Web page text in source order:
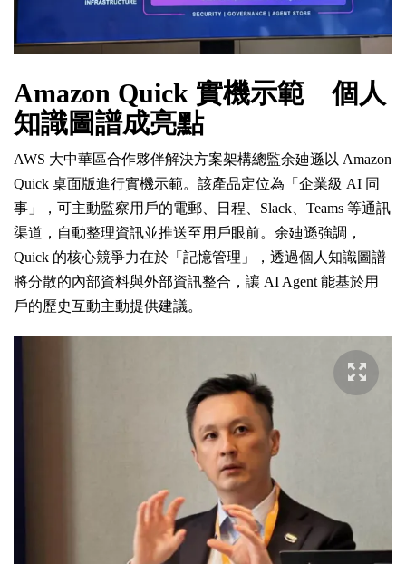
Amazon Quick 實機示範 個人
知識圖譜成亮點
AWS 大中華區合作夥伴解決方案架構總監余廸遜以 Amazon
Quick 桌面版進行實機示範。該產品定位為「企業級 AI 同
事」，可主動監察用戶的電郵、日程、Slack、Teams 等通訊
渠道，自動整理資訊並推送至用戶眼前。余廸遜強調，
Quick 的核心競爭力在於「記憶管理」，透過個人知識圖譜
將分散的內部資料與外部資訊整合，讓 AI Agent 能基於用
戶的歷史互動主動提供建議。